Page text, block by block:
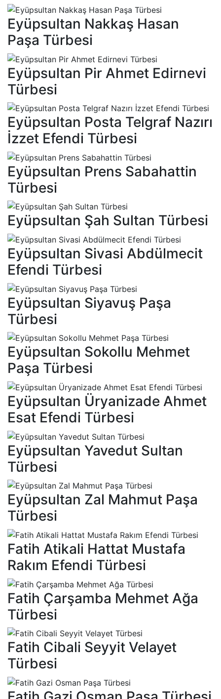
Eyüpsultan Nakkaş Hasan
Paşa Türbesi
Eyüpsultan Pir Ahmet Edirnevi
Türbesi
Eyüpsultan Posta Telgraf Nazırı
İzzet Efendi Türbesi
Eyüpsultan Prens Sabahattin
Türbesi
Eyüpsultan Şah Sultan Türbesi
Eyüpsultan Sivasi Abdülmecit
Efendi Türbesi
Eyüpsultan Siyavuş Paşa
Türbesi
Eyüpsultan Sokollu Mehmet
Paşa Türbesi
Eyüpsultan Üryanizade Ahmet
Esat Efendi Türbesi
Eyüpsultan Yavedut Sultan
Türbesi
Eyüpsultan Zal Mahmut Paşa
Türbesi
Fatih Atikali Hattat Mustafa
Rakım Efendi Türbesi
Fatih Çarşamba Mehmet Ağa
Türbesi
Fatih Cibali Seyyit Velayet
Türbesi